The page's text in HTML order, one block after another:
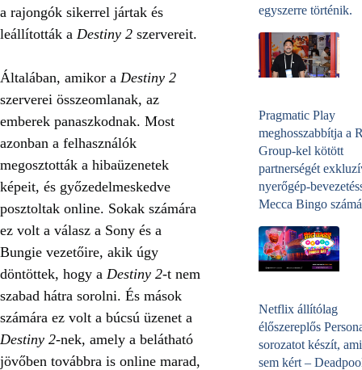
a rajongók sikerrel jártak és
leállították a Destiny 2 szervereit.
Általában, amikor a Destiny 2
szerverei összeomlanak, az
emberek panaszkodnak. Most
azonban a felhasználók
megosztották a hibaüzenetek
képeit, és győzedelmeskedve
posztoltak online. Sokak számára
ez volt a válasz a Sony és a
Bungie vezetőire, akik úgy
döntöttek, hogy a Destiny 2-t nem
szabad hátra sorolni. És mások
számára ez volt a búcsú üzenet a
Destiny 2-nek, amely a belátható
jövőben továbbra is online marad,
egyszerre történik.
Pragmatic Play
meghosszabbítja a
Group-kel kötött
partnerségét
nyerőgép-
Mecca Bingo
Netflix állítólag
élőszereplős
sorozatot készít,
sem kért –